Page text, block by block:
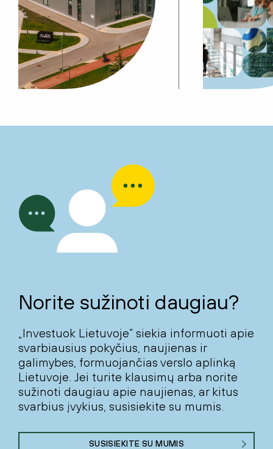
Norite sužinoti daugiau?
„Investuok Lietuvoje“ siekia informuoti apie
svarbiausius pokyčius, naujienas ir
galimybes, formuojančias verslo aplinką
Lietuvoje. Jei turite klausimų arba norite
sužinoti daugiau apie naujienas, ar kitus
svarbius įvykius, susisiekite su mumis.
SUSISIEKITE SU MUMIS